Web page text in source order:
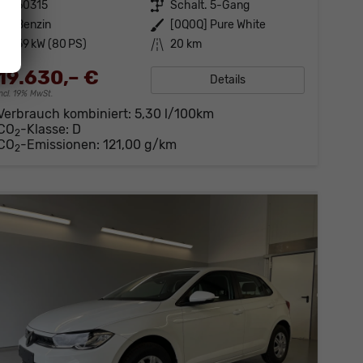
60315 Getriebe Schalt. 5-Gang
Benzin Außenfarbe
[0Q0Q] Pure White
59 kW (80 PS) Kilometerstand 20 km
€
19% MwSt.
Details
kombiniert: 5,30 l/100km
2-Klasse: D
2-Emissionen: 121,00 g/km